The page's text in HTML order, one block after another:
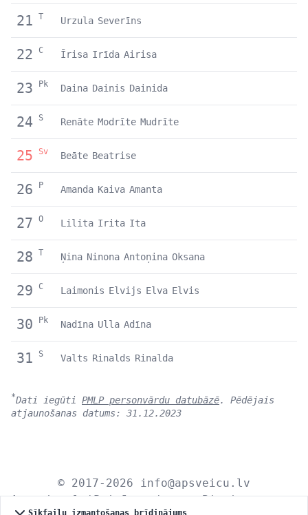
21 T Urzula Severīns
22 C Īrisa Irīda Airisa
23 Pk Daina Dainis Dainida
24 S Renāte Modrīte Mudrīte
25 Sv Beāte Beatrise
26 P Amanda Kaiva Amanta
27 O Lilita Irita Ita
28 T Ņina Ninona Antoņina Oksana
29 C Laimonis Elvijs Elva Elvis
30 Pk Nadīna Ulla Adīna
31 S Valts Rinalds Rinalda
*Dati iegūti PMLP personvārdu datubāzē. Pēdējais
atjaunošanas datums: 31.12.2023
© 2017-2026 info@apsveicu.lv
Apsveicu.lv|Privātums|
Bioritmu
Sīkfailu izmantošanas brīdinājums